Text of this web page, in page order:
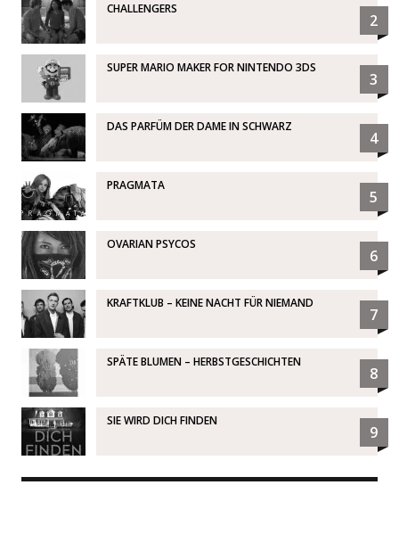
CHALLENGERS
2
SUPER MARIO MAKER FOR NINTENDO 3DS
3
DAS PARFÜM DER DAME IN SCHWARZ
4
PRAGMATA
5
OVARIAN PSYCOS
6
KRAFTKLUB – KEINE NACHT FÜR NIEMAND
7
SPÄTE BLUMEN – HERBSTGESCHICHTEN
8
SIE WIRD DICH FINDEN
9